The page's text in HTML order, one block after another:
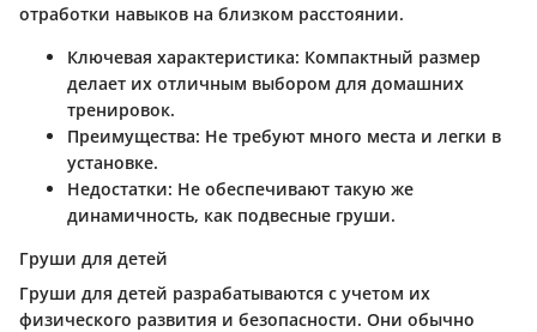
отработки навыков на близком расстоянии.
Ключевая характеристика: Компактный размер
делает их отличным выбором для домашних
тренировок.
Преимущества: Не требуют много места и легки в
установке.
Недостатки: Не обеспечивают такую же
динамичность, как подвесные груши.
Груши для детей
Груши для детей разрабатываются с учетом их
физического развития и безопасности. Они обычно